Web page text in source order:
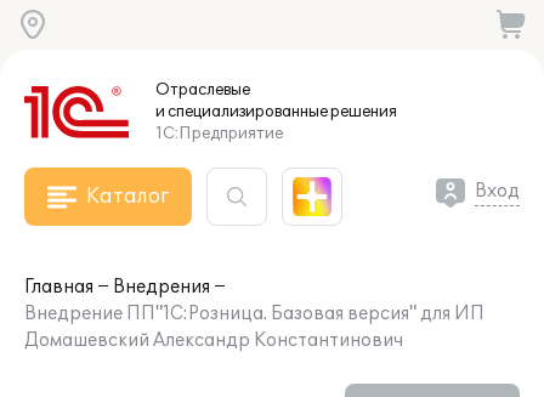
Отраслевые
и специализированныерешения
1С:Предприятие
Каталог Вход
Главная
Внедрения
Внедрение ПП"1С:Розница. Базовая версия" для ИП
Домашевский Александр Константинович